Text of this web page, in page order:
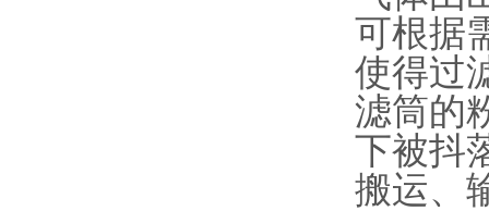
可根据
使得过
滤筒的
下被抖
搬运、